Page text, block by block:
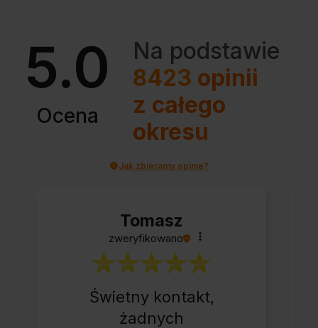
5.0
Ocena
Na podstawie
8423 opinii
z całego
okresu
Jak zbieramy opinie?
Tomasz
zweryfikowano
Świetny kontakt,
żadnych